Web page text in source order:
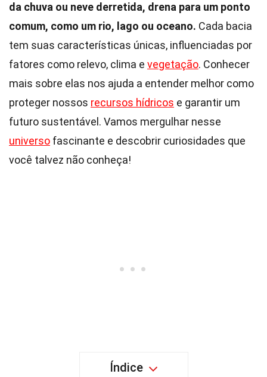
da chuva ou neve derretida, drena para um ponto
comum, como um rio, lago ou oceano. Cada bacia
tem suas características únicas, influenciadas por
fatores como relevo, clima e vegetação. Conhecer
mais sobre elas nos ajuda a entender melhor como
proteger nossos recursos hídricos e garantir um
futuro sustentável. Vamos mergulhar nesse
universo fascinante e descobrir curiosidades que
você talvez não conheça!
Índice